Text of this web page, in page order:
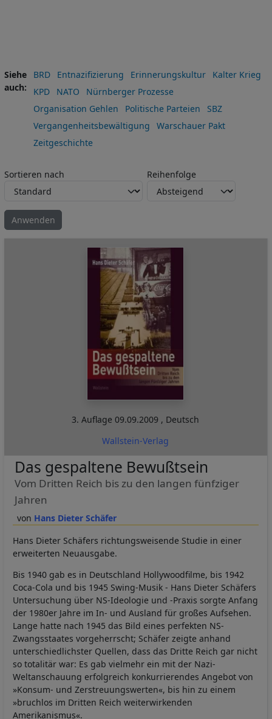
Siehe
auch
BRD Entnazifizierung Erinnerungskultur
Kalter Krieg
KPD
NATO
Nürnberger Prozesse
Organisation Gehlen
Politische Parteien
SBZ
Vergangenheitsbewältigung
Warschauer Pakt
Zeitgeschichte
Sortieren nach Reihenfolge
3. Auflage09.09.2009 , Deutsch
Wallstein-Verlag
Hans Dieter Schäfer
Das gespaltene Bewußtsein
Vom Dritten Reich bis zu den langen fünfziger
Jahren
Hans Dieter Schäfers richtungsweisende Studie in einer
erweiterten Neuausgabe.
Bis 1940 gab es in Deutschland Hollywoodfilme, bis 1942
Coca-Cola und bis 1945 Swing-Musik - Hans Dieter Schäfers
Untersuchung über NS-Ideologie und -Praxis sorgte Anfang
der 1980er Jahre im In- und Ausland für großes Aufsehen.
Lange hatte nach 1945 das Bild eines perfekten NS-
Zwangsstaates vorgeherrscht; Schäfer zeigte anhand
unterschiedlichster Quellen, dass das Dritte Reich gar nicht
so totalitär war: Es gab vielmehr ein mit der Nazi-
Weltanschauung erfolgreich konkurrierendes Angebot von
»Konsum- und Zerstreuungswerten«, bis hin zu einem
»bruchlos im Dritten Reich weiterwirkenden
Amerikanismus«.